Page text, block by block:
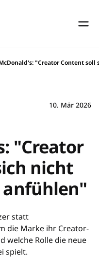
"Creator Content
10. Mär 2026
"Creator
nicht
statt
die Marke ihr Creator-
welche Rolle die neue
spielt.